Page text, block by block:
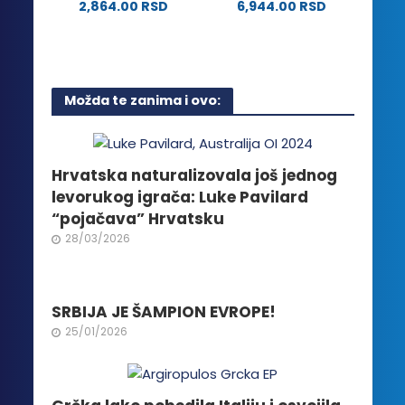
2,864.00 RSD
više
varijanti.
mogu
biti
izabrane
na
stranici
6,944.00 RSD
Možda te zanima i ovo:
Hrvatska naturalizovala još jednog
levorukog igrača: Luke Pavilard
“pojačava” Hrvatsku
28/03/2026
SRBIJA JE ŠAMPION EVROPE!
25/01/2026